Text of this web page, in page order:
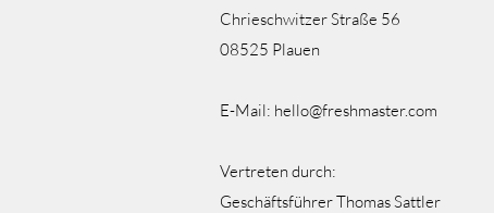
Chrieschwitzer Straße 56
08525 Plauen
E-Mail: hello@freshmaster.com
Vertreten durch:
Geschäftsführer Thomas Sattler